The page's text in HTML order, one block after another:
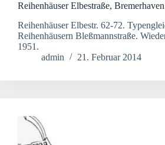
Reihenhäuser Elbestraße, Bremerhaven
Reihenhäuser Elbestr. 62-72.
Reihenhäusern Bleßmannstraße.
1951.
admin
21. Februar 2014